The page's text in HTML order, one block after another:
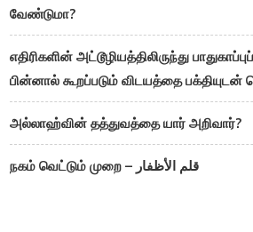
வேண்டுமா?
எதிரிகளின் அட்டூழியத்திலிருந்து
பின்னால் கூறப்படும் விடயத்தை பக்தியுடன்
அல்லாஹ்வின் தத்துவத்தை யார் அறிவார்?
நகம் வெட்டும் முறை – قلم الأظفار